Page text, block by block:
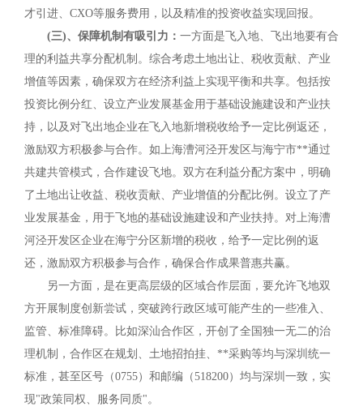
才引进、CXO等服务费用，以及精准的投资收益实现回报。
(三)、保障机制有吸引力： 一方面是飞入地、飞出地要有合
理的利益共享分配机制。综合考虑土地出让、税收贡献、产业
增值等因素，确保双方在经济利益上实现平衡和共享。包括按
投资比例分红、设立产业发展基金用于基础设施建设和产业扶
持，以及对飞出地企业在飞入地新增税收给予一定比例返还，
激励双方积极参与合作。如上海漕河泾开发区与海宁市**通过
共建共管模式，合作建设飞地。双方在利益分配方案中，明确
了土地出让收益、税收贡献、产业增值的分配比例。设立了产
业发展基金，用于飞地的基础设施建设和产业扶持。对上海漕
河泾开发区企业在海宁分区新增的税收，给予一定比例的返
还，激励双方积极参与合作，确保合作成果普惠共赢。
另一方面，是在更高层级的区域合作层面，要允许飞地双
方开展制度创新尝试，突破跨行政区域可能产生的一些准入、
监管、标准障碍。比如深汕合作区，开创了全国独一无二的治
理机制，合作区在规划、土地招拍挂、**采购等均与深圳统一
标准，甚至区号（0755）和邮编（518200）均与深圳一致，实
现"政策同权、服务同质"。